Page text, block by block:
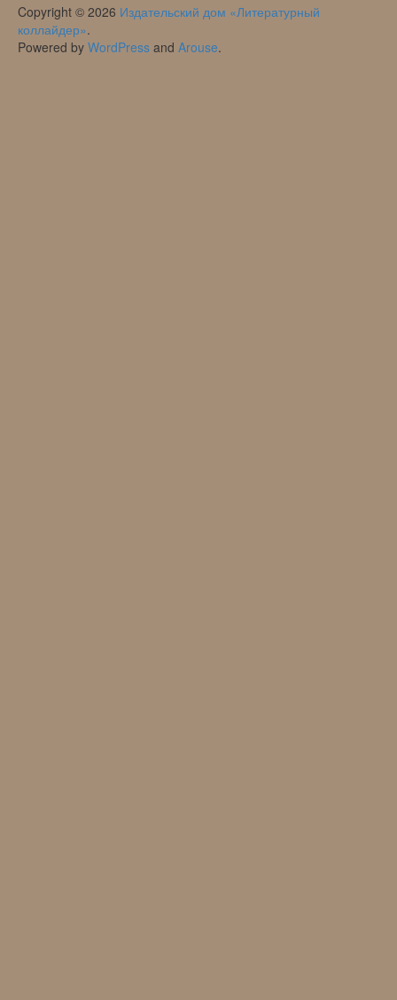
Copyright © 2026 Издательский дом «Литературный
коллайдер».
Powered by WordPress and Arouse.